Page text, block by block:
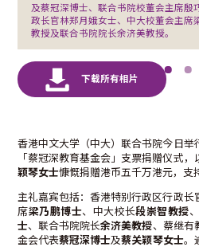
及蔡冠深博士、联合书院校董会主席殷
政长官林郑月娥女士、中大校董会主席
教授及联合书院院长余济美教授。
香港中文大学（中大）联合书院今日举
「蔡冠深教育基金会」支票捐赠仪式，
颖琴女士慷慨捐赠港币五千万港元，支
主礼嘉宾包括：香港特别行政区行政长
席梁乃鹏博士、中大校长段崇智教授
士、联合书院院长余济美教授、蔡继有
金会代表蔡冠深博士及蔡关颖琴女士。